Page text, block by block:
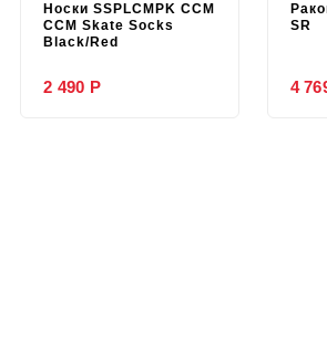
Носки SSPLCMPK CCM
CCM Skate Socks
Black/Red
2 490 Р
SR
4